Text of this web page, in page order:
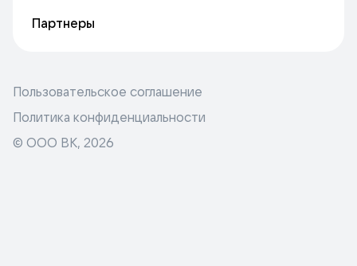
Партнеры
Пользовательское соглашение
Политика конфиденциальности
© ООО ВК, 2026